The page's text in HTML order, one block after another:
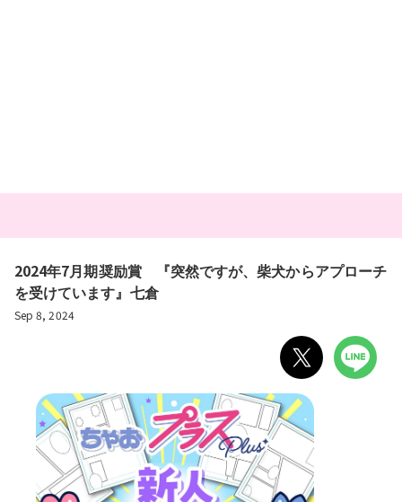
2024年7月期奨励賞 『突然ですが、柴犬からアプローチ
を受けています』七倉
Sep 8, 2024